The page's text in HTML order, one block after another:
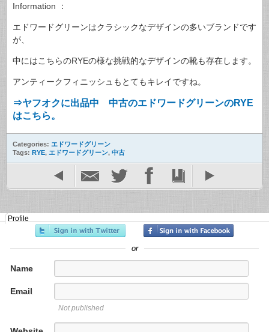
Information ：
エドワードグリーンはクラシックなデザインの多いブランドです
が、
中にはこちらのRYEの様な挑戦的なデザインの靴も存在します。
アンティークフィニッシュもとてもキレイですね。
⇒ヤフオクに出品中 中古のエドワードグリーンのRYE
はこちら。
Categories: エドワードグリーン
Tags: RYE, エドワードグリーン, 中古
Profile
or
Name
Email
Not published